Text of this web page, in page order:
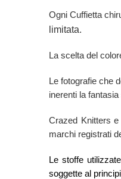
Ogni Cuffietta
limitata.
La scelta del
Le fotografie che
inerenti la
Crazed Knitters
marchi registrati
Le stoffe
soggette al